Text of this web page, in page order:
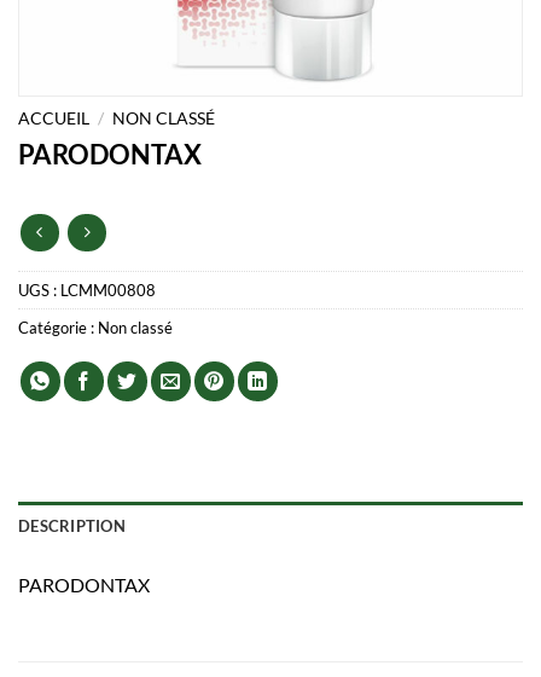
ACCUEIL / NON CLASSÉ
PARODONTAX
UGS : LCMM00808
Catégorie : Non classé
DESCRIPTION
PARODONTAX